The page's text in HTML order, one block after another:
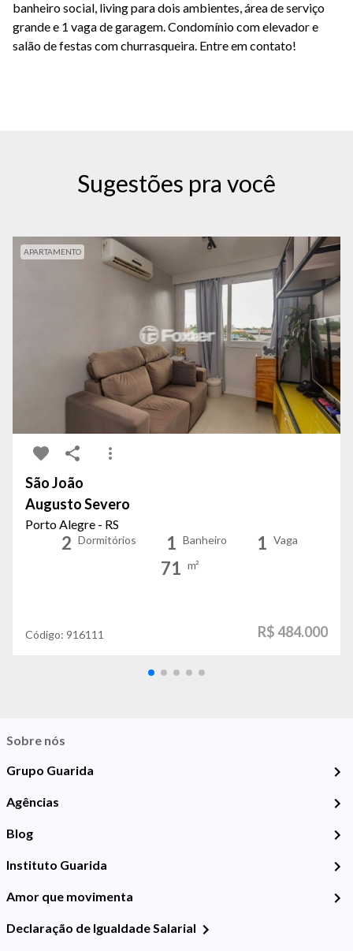
banheiro social, living para dois ambientes, área de serviço
grande e 1 vaga de garagem. Condomínio com elevador e
salão de festas com churrasqueira. Entre em contato!
Sugestões pra você
APARTAMENTO
São João
Augusto Severo
Porto Alegre - RS
2 Dormitórios 1 Banheiro 1 Vaga
71 m²
Código: 916111 R$ 484.000
Sobre nós
Grupo Guarida
Agências
Blog
Instituto Guarida
Amor que movimenta
Declaração de Igualdade Salarial